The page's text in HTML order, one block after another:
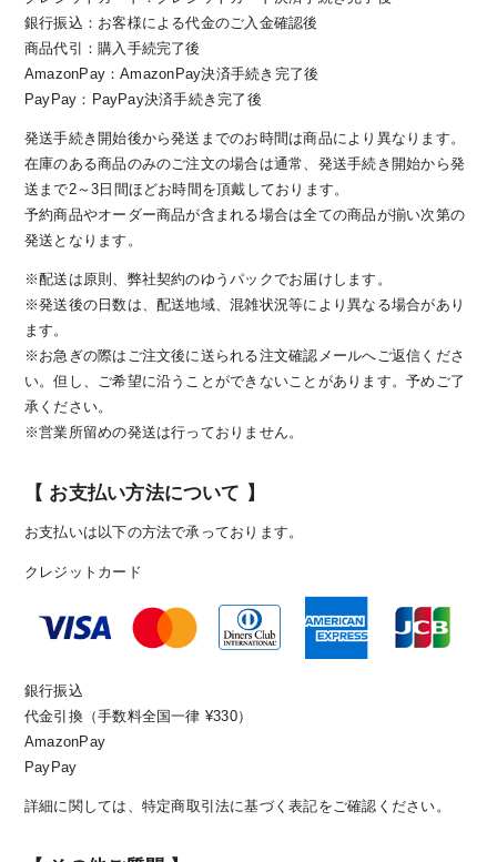
銀行振込：お客様による代金のご入金確認後
商品代引：購入手続完了後
AmazonPay：AmazonPay決済手続き完了後
PayPay：PayPay決済手続き完了後
発送手続き開始後から発送までのお時間は商品により異なります。
在庫のある商品のみのご注文の場合は通常、発送手続き開始から発
送まで2～3日間ほどお時間を頂戴しております。
予約商品やオーダー商品が含まれる場合は全ての商品が揃い次第の
発送となります。
※配送は原則、弊社契約のゆうパックでお届けします。
※発送後の日数は、配送地域、混雑状況等により異なる場合があり
ます。
※お急ぎの際はご注文後に送られる注文確認メールへご返信くださ
い。但し、ご希望に沿うことができないことがあります。予めご了
承ください。
※営業所留めの発送は行っておりません。
【 お支払い方法について 】
お支払いは以下の方法で承っております。
クレジットカード
銀行振込
代金引換（手数料全国一律 ¥330）
AmazonPay
PayPay
詳細に関しては、 特定商取引法に基づく表記をご確認ください。